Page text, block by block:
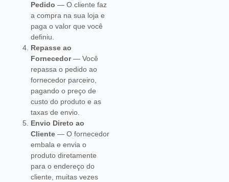
Pedido — O cliente faz
a compra na sua loja e
paga o valor que você
definiu.
Repasse ao
Fornecedor— Você
repassa o pedido ao
fornecedor parceiro,
pagando o preço de
custo do produto e as
taxas de envio.
Envio Direto ao
Cliente — O fornecedor
embala e envia o
produto diretamente
para o endereço do
cliente, muitas vezes